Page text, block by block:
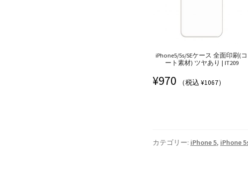
iPhone5/5s/SEケース 全面印刷(コ
ート素材) ツヤあり | IT209
¥970 （税込 ¥1067）
カテゴリー: iPhone 5, iPhone